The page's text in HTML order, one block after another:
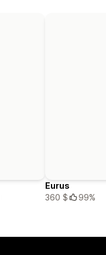
Eurus
360 $
99%